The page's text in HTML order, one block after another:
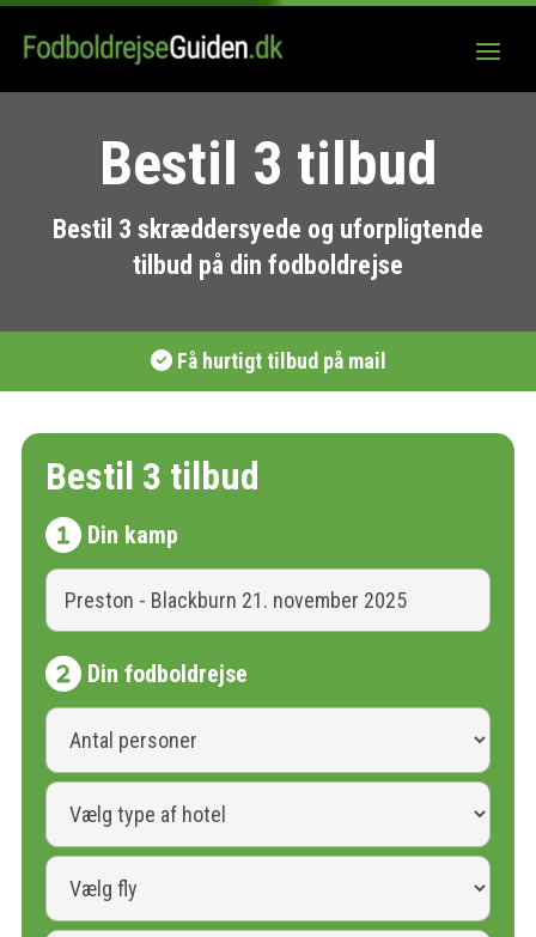
Bestil 3 tilbud
Bestil 3 skræddersyede og uforpligtende
tilbud på din fodboldrejse
Få hurtigt tilbud på mail
Bestil 3 tilbud
Din kamp
Din fodboldrejse